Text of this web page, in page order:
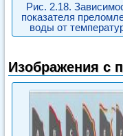
Рис. 2.18.
показателя
воды от
Изображения с